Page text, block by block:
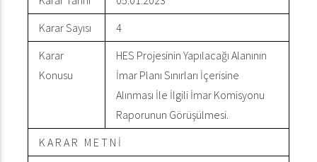
Karar Sayısı
4
Karar
Konusu
HES Projesinin Yapılacağı Alanının
İmar Planı Sınırları İçerisine
Alınması İle İlgili İmar Komisyonu
Raporunun Görüşülmesi.
K A R A R M E T N İ